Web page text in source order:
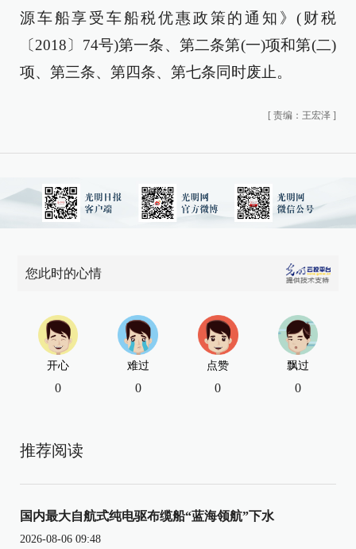
源车船享受车船税优惠政策的通知》(财税
〔2018〕74号)第一条、第二条第(一)项和第(二)
项、第三条、第四条、第七条同时废止。
[ 责编：王宏泽 ]
您此时的心情
开心
0
难过
0
点赞
0
飘过
0
推荐阅读
国内最大自航式纯电驱布缆船“蓝海领航”下水
2026-08-06 09:48